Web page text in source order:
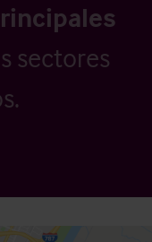
sectores